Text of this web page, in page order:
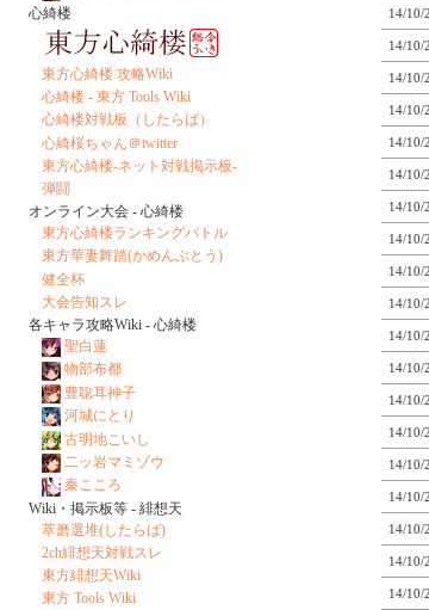
14/10/
14/10/
14/10/
14/10/
14/10/
14/10/
14/10/
14/10/
14/10/
14/10/
14/10/
14/10/
14/10/
14/10/
14/10/
14/10/
14/10/
14/10/
14/10/
心綺楼
東方心綺楼 攻略Wiki
心綺楼 - 東方 Tools Wiki
心綺楼対戦板（したらば）
心綺桜ちゃん＠twitter
東方心綺楼-ネット対戦掲示板-
弾闘
オンライン大会 - 心綺楼
東方心綺楼ランキングバトル
東方華妻舞踏(かめんぶとう)
健全杯
大会告知スレ
各キャラ攻略Wiki - 心綺楼
聖白蓮
物部布都
豊聡耳神子
河城にとり
古明地こいし
二ッ岩マミゾウ
秦こころ
Wiki・掲示板等 - 緋想天
萃磨選堆(したらば)
2ch緋想天対戦スレ
東方緋想天Wiki
東方 Tools Wiki